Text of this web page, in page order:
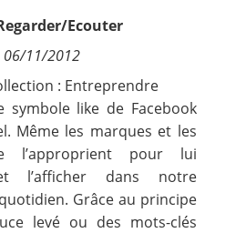
Ecouter
06/11/2012
: Entreprendre
symbole like de Facebook
Même les marques et les
l’approprient pour lui
l’afficher dans notre
Grâce au principe
levé ou des mots-clés